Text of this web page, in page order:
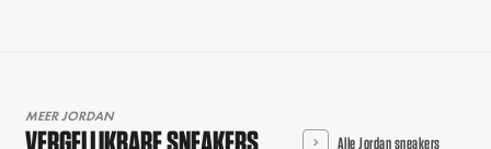
MEER JORDAN
VERGELIJKBARE SNEAKERS Alle Jordan sneakers